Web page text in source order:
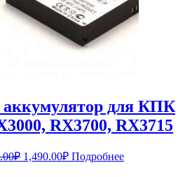
для КПК
RX3700, RX3715
₽ Первоначальная
1,490.00₽Текущая
Подробнее